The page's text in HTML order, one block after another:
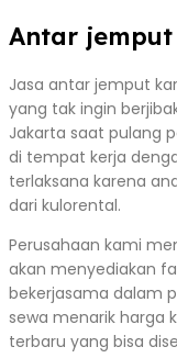
Antar
Jasa antar jemput
yang tak ingin
Jakarta saat pulang
di tempat kerja
terlaksana karena
dari kulorental.
Perusahaan kami
akan menyediakan
bekerjasama dalam
sewa menarik harga
terbaru yang bisa